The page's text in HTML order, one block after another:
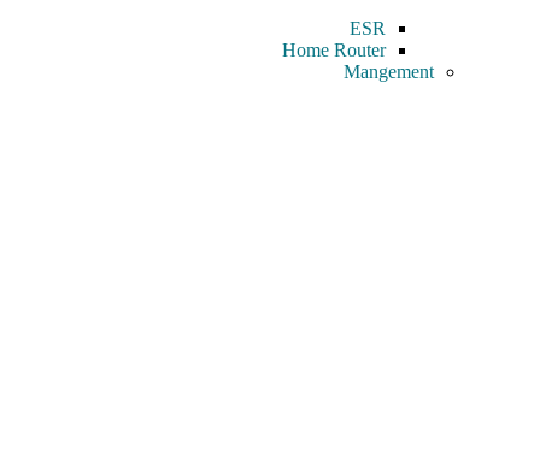
ESR
Home Router
Mangement